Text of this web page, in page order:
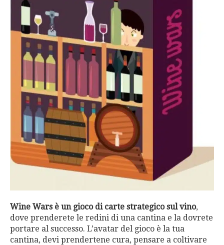
Wine Wars è un gioco di carte strategico sul vino,
dove prenderete le redini di una cantina e la dovrete
portare al successo. L’avatar del gioco è la tua
cantina, devi prendertene cura, pensare a coltivare